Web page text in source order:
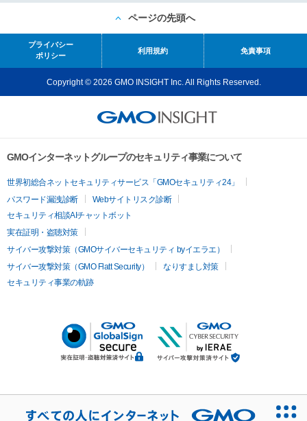
ページの先頭へ
プライバシー
ポリシー
利用規約 免責事項
Copyright © 2026 GMO INSIGHT Inc. All Rights Reserved.
GMOインターネットグループのセキュリティ事業について
世界初総合ネットセキュリティサービス「GMOセキュリティ24」
パスワード漏洩診断
Webサイトリスク診断
セキュリティ相談AIチャットボット
実在証明・盗聴対策
サイバー攻撃対策（GMOサイバーセキュリティ byイエラエ）
サイバー攻撃対策（GMO Flatt Security）
なりすまし対策
セキュリティ事業の軌跡